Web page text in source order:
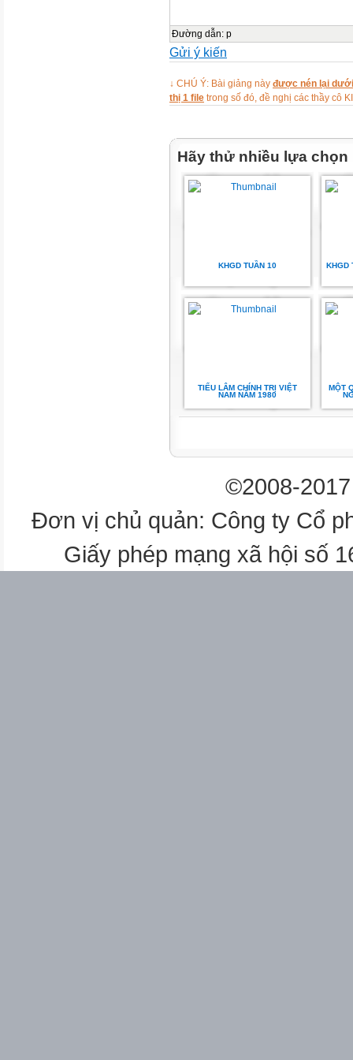
Công việc chuyên môn được
Trình độ tốt nghiệp:
Thời gian và hình thức đào
Tôi cam kết tiếp tục làm việc
của tổ chức./.
(Ký tên và ghi rõ họ tên)
Đường dẫn: p
Gửi ý kiến
↓ CHÚ Ý: Bài giảng này được nén lại
thị 1 file trong số đó, đề nghị các thầy cô
Hãy thử nhiều lựa chọn
KHGD TUẦN 10 KHGD
TIẾU LÂM CHÍNH TRỊ VIỆT
NAM NĂM 1980
MỘT
©2008-
Đơn vị chủ quản: Công ty Cổ
Giấy phép mạng xã hội số